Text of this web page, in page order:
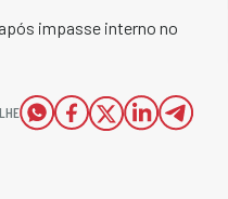
impasse interno no